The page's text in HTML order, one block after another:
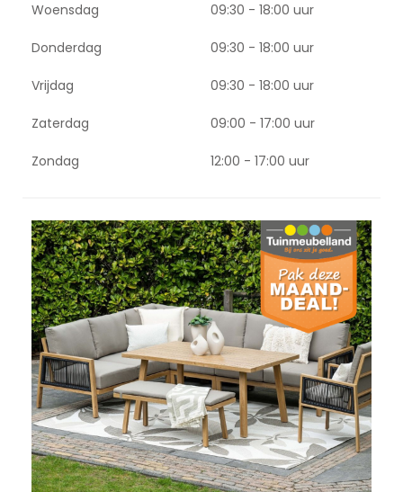
Woensdag 09:30 - 18:00 uur
Donderdag 09:30 - 18:00 uur
Vrijdag 09:30 - 18:00 uur
Zaterdag 09:00 - 17:00 uur
Zondag 12:00 - 17:00 uur